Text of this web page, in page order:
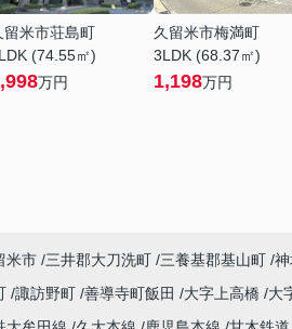
留米市荘島町
(74.55㎡)
万円
久留米市梅満町
3LDK (68.37㎡)
1,198万円
米市 三井郡大刀洗町 三養基郡基山町
諏訪野町 善導寺町飯田 大字上高橋 大